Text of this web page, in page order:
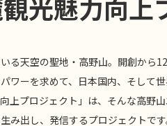
光魅力向上
る天空の聖地・高野山。開創から
ワーを求めて、日本国内、そして
上プロジェクト」は、そんな高野
み出し、発信するプロジェクトです